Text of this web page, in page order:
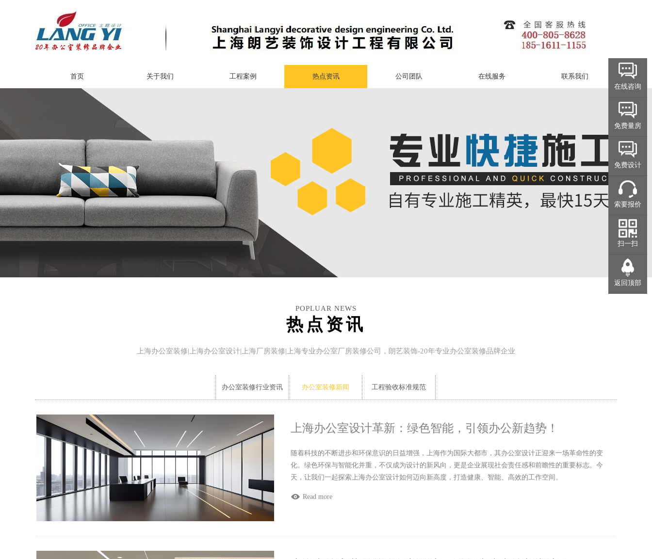
首页 关于我们 工程案例 热点资讯 公司团队 在线服务 联系我们
POPLUAR NEWS
热点资讯
上海办公室装修|上海办公室设计|上海厂房装修|上海专业办公室厂房装修公司，朗艺装饰-20年专业办公室装修品牌企业
办公室装修行业资讯 办公室装修新闻 工程验收标准规范
上海办公室设计革新：绿色智能，引领办公新趋势！
随着科技的不断进步和环保意识的日益增强，上海作为国际大都市，其办公室设计正迎来一场革命性的变
化。绿色环保与智能化并重，不仅成为设计的新风向，更是企业展现社会责任感和前瞻性的重要标志。今
天，让我们一起探索上海办公室设计如何迈向新高度，打造健康、智能、高效的工作空间。
Read more
在线咨询
免费量房
免费设计
索要报价
扫一扫
返回顶部